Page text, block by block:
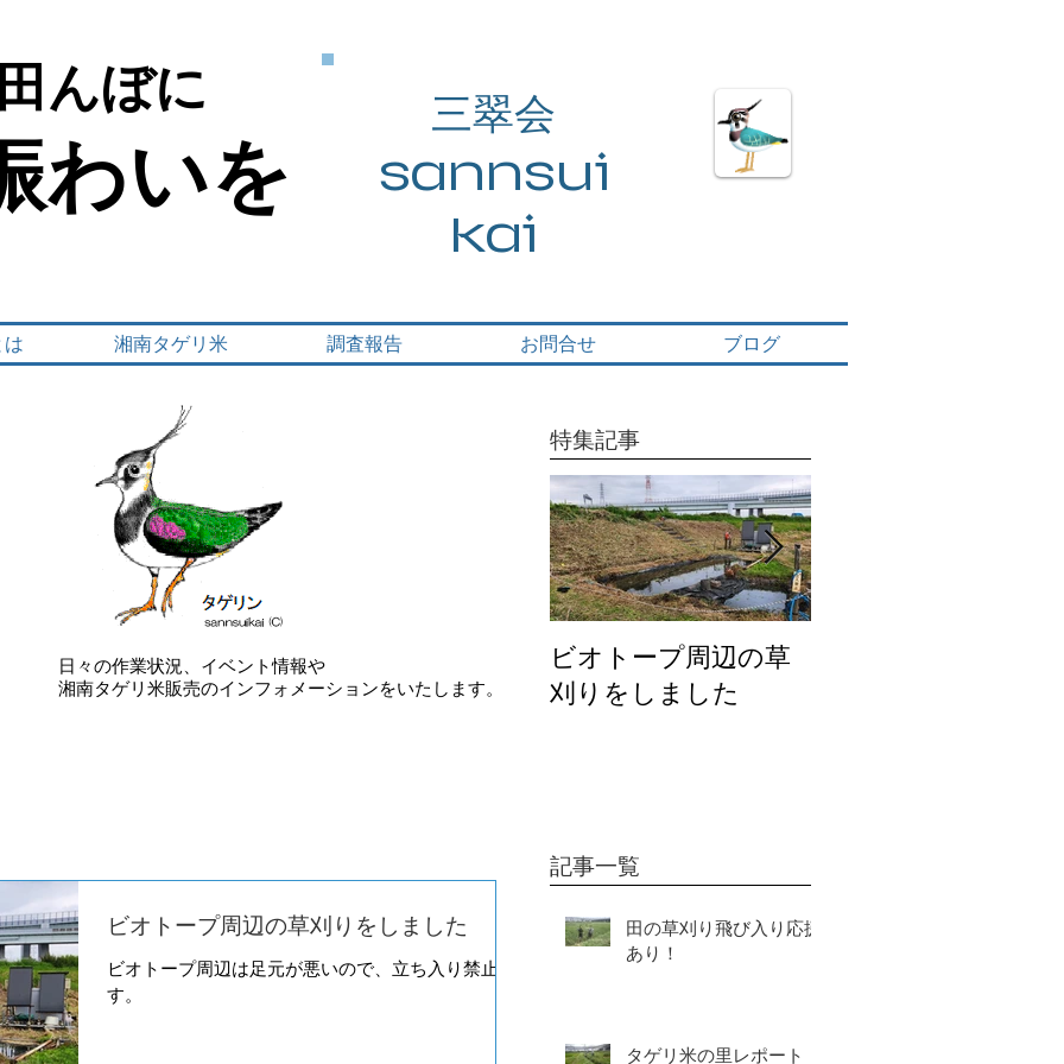
んぼに
んぼに
わいを
わいを
三翠会
sannsui​
kai
は 湘南タゲリ米 調査報告 お問合せ ブログ
日々の作業状況、イベント情報や
​湘南タゲリ米販売のインフォメーションをいたします。
ビオトープ周辺の草刈りをしました
ビオトープ周辺は足元が悪いので、立ち入り禁止で
す。
特集記事
ビオトープ周辺の草
刈りをしました
記事一覧
田の草刈り飛び入り応援
あり！
タゲリ米の里レポート